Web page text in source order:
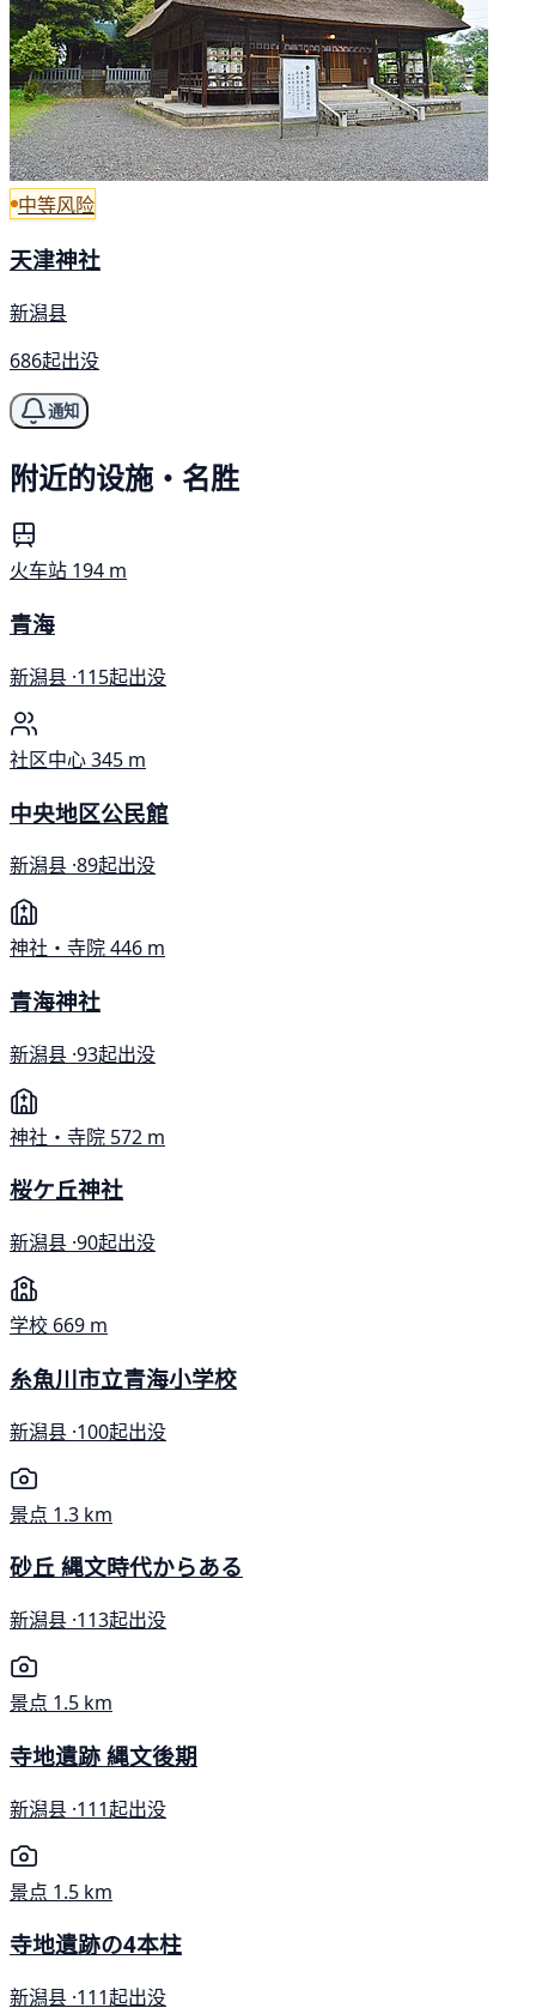
中等风险
天津神社
新潟县
686起出没
通知
附近的设施・名胜
火车站 194 m
青海
新潟县 ·115起出没
社区中心345 m
中央地区公民館
新潟县 ·89起出没
神社・寺院446 m
青海神社
新潟县 ·93起出没
神社・寺院 572 m
桜ケ丘神社
新潟县 ·90起出没
学校 669 m
糸魚川市立青海小学校
新潟县 ·100起出没
景点 1.3 km
砂丘 縄文時代からある
新潟县 ·113起出没
景点 1.5 km
寺地遺跡 縄文後期
新潟县 ·111起出没
景点 1.5 km
寺地遺跡の4本柱
新潟县 ·111起出没